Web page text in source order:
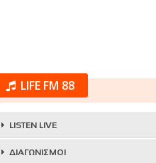
LIFE FM 88
LISTEN LIVE
ΔΙΑΓΩΝΙΣΜΟΙ